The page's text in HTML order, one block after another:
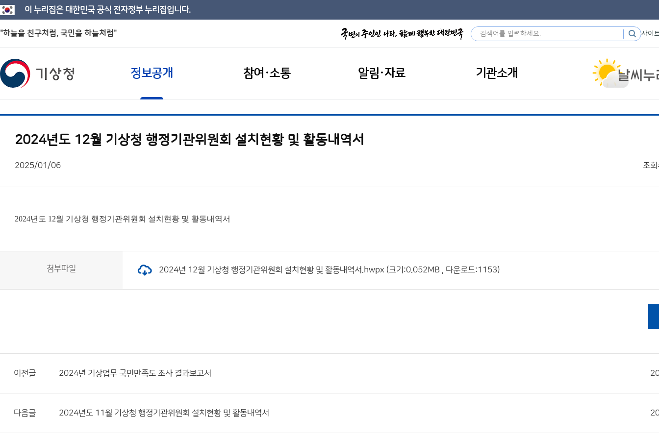
이 누리집은 대한민국 공식 전자정부 누리집입니다.
"하늘을 친구처럼, 국민을 하늘처럼" 사이
정보공개 참여·소통 알림·자료 기관소개
2024년도 12월 기상청 행정기관위원회 설치현황 및 활동내역서
2025/01/06 조회
2024년도 12월 기상청 행정기관위원회 설치현황 및 활동내역서
첨부파일 2024년 12월 기상청 행정기관위원회 설치현황 및 활동내역서.hwpx (크기:0.052MB , 다운로드:1153)
이전글 2024년 기상업무 국민만족도 조사 결과보고서
다음글 2024년도 11월 기상청 행정기관위원회 설치현황 및 활동내역서